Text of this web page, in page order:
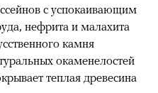
с успокаивающим
нефрита и малахита
камня
окаменелостей
теплая древесина